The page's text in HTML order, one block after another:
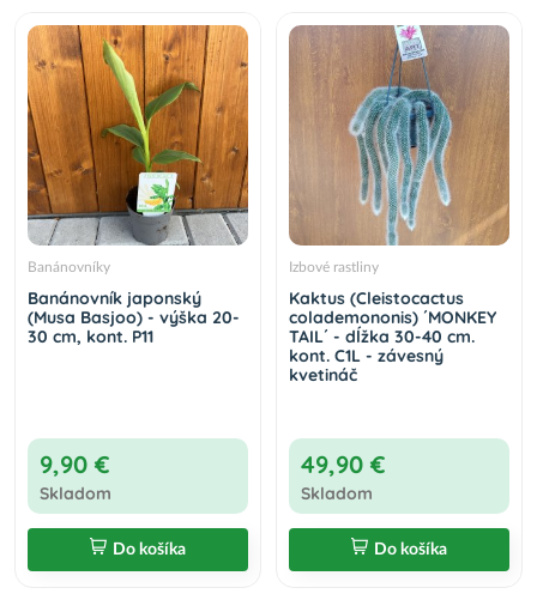
Banánovníky
Banánovník japonský
(Musa Basjoo) - výška 20-
30 cm, kont. P11
9,90 €
Skladom
Do košíka
Izbové rastliny
Kaktus (Cleistocactus
colademononis) ´MONKEY
TAIL´ - dĺžka 30-40 cm.
kont. C1L - závesný
kvetináč
49,90 €
Skladom
Do košíka